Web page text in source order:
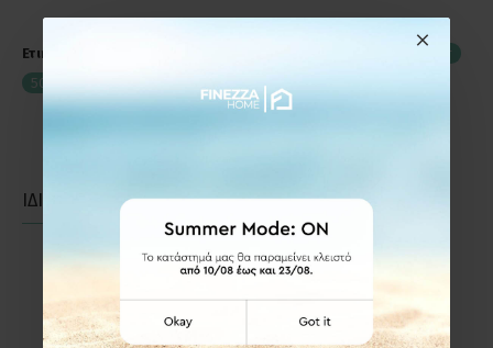
Ετικέτες:
Χούφτα Τετράγωνη με Τρύπα Viometale 500 Νίκελ Ματ
500TNM
Χούφτες Συρόμενης Πόρτας
ΙΔΙΑΣ ΚΑΤΗΓΟΡΙΑΣ ΙΔΙΑΣ ΕΤΑΙΡΕΙΑΣ